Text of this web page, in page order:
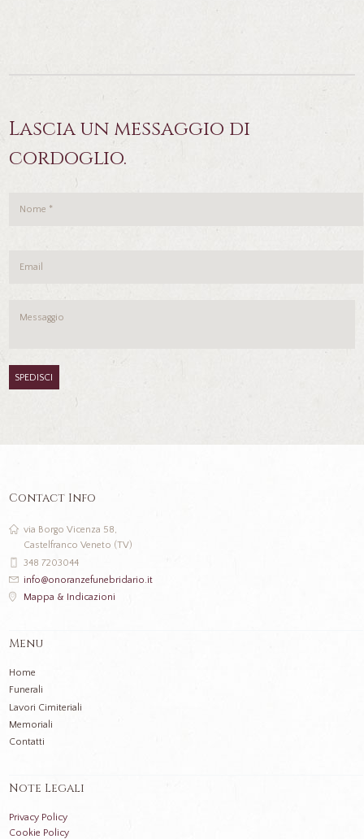
Lascia un messaggio di
cordoglio.
Contact Info
via Borgo Vicenza 58,
Castelfranco Veneto (TV)
348 7203044
info@onoranzefunebridario.it
Mappa & Indicazioni
Menu
Home
Funerali
Lavori Cimiteriali
Memoriali
Contatti
Note Legali
Privacy Policy
Cookie Policy